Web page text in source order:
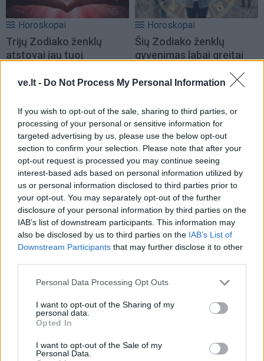
ve.lt - Do Not Process My Personal Information
If you wish to opt-out of the sale, sharing to third parties, or
processing of your personal or sensitive information for
targeted advertising by us, please use the below opt-out
section to confirm your selection. Please note that after your
opt-out request is processed you may continue seeing
interest-based ads based on personal information utilized by
us or personal information disclosed to third parties prior to
your opt-out. You may separately opt-out of the further
disclosure of your personal information by third parties on the
IAB’s list of downstream participants. This information may
also be disclosed by us to third parties on the IAB’s List of
Downstream Participants that may further disclose it to other
Personal Data Processing Opt Outs
I want to opt-out of the Sharing of my
personal data.
Opted In
I want to opt-out of the Sale of my
Personal Data.
Horoskopai
Trijų Zodiako ženklų
atstovai jau tuoj
sutiks meilę
Horoskopai
Šių Zodiako ženklų
gyvenimas labai greitai
kampu
Horoskopai
Šių Zodiako ženklų
moterys sendamos
tampa tik dar gražesnės
Horoskopai
Vaikas Jautis: ramybė,
talentai ir Zodiako ženklo
charakteristika
Horoskopai
Finansinis savaitės
horoskopas: kurių
Horoskopas rugpjūčio 9
dienai pagal Taro kortas: